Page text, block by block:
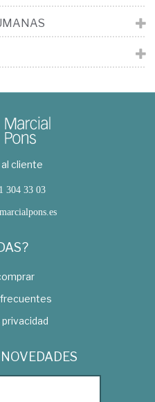
cliente
304 33 03